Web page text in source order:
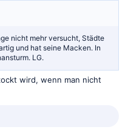
nicht mehr versucht, Städte
und hat seine Macken. In
LG.
wird, wenn man nicht